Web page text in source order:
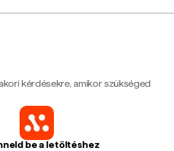
kérdésekre, amikor szükséged
be a letöltéshez